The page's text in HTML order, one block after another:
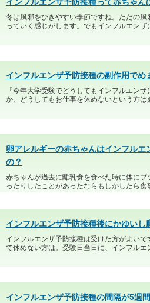
インフルエンザ予防接種って赤ちゃん
冬は風邪をひきやすい季節ですね。ただの
っていく感じがします。でもインフルエンザ
インフルエンザ予防接種の副作用でめ
「今年大学受験でどうしてもインフルエン
か、どうしてもお仕事を休めないという方は
卵アレルギーの赤ちゃんはインフルエ
の？
赤ちゃんが過去に離乳食を食べた時に体に
ったりしたことがあったならもしかしたら食
インフルエンザ予防接種後にかゆいし
インフルエンザ予防接種は受けた方がよいで
て休めない方は。受験日当日に、インフルエ
インフルエンザ予防接種の間隔が5週